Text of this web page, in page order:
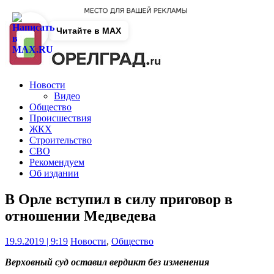
Новости
Видео
Общество
Происшествия
ЖКХ
Строительство
СВО
Рекомендуем
Об издании
В Орле вступил в силу приговор в
отношении Медведева
19.9.2019 | 9:19 Новости, Общество
Верховный суд оставил вердикт без изменения
Читайте в MAX